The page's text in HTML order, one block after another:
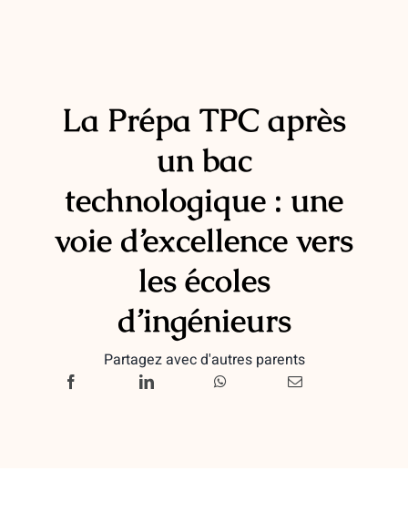
La Prépa TPC après
un bac
technologique : une
voie d’excellence vers
les écoles
d’ingénieurs
Partagez avec d'autres parents